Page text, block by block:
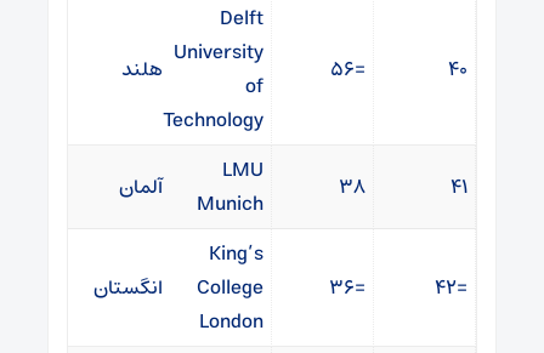
۴۰ =۵۶
Delft
University
of
Technology
هلند
۴۱ ۳۸
LMU
Munich
آلمان
=۴۲ =۳۶
King’s
College
London
انگستان